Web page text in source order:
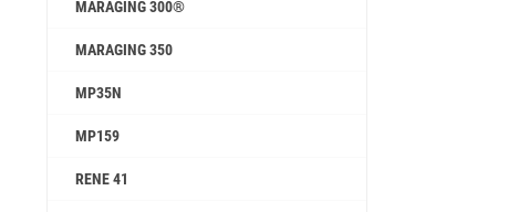
MARAGING 300®
MARAGING 350
MP35N
MP159
RENE 41